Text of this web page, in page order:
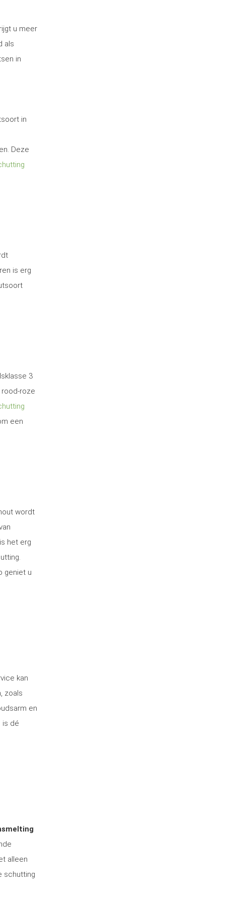
u meer
als
in
in
Deze
is erg
3
roze
een
wordt
het erg
geniet u
kan
zoals
en
is dé
alleen
schutting